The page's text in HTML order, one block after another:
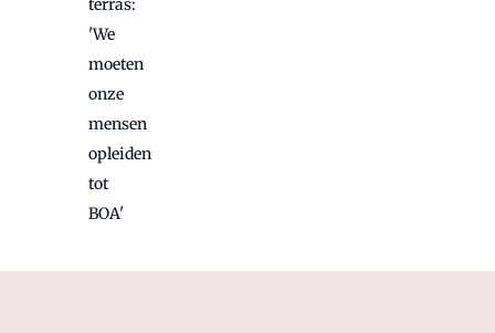
terras:
'We
moeten
onze
mensen
opleiden
tot
BOA'